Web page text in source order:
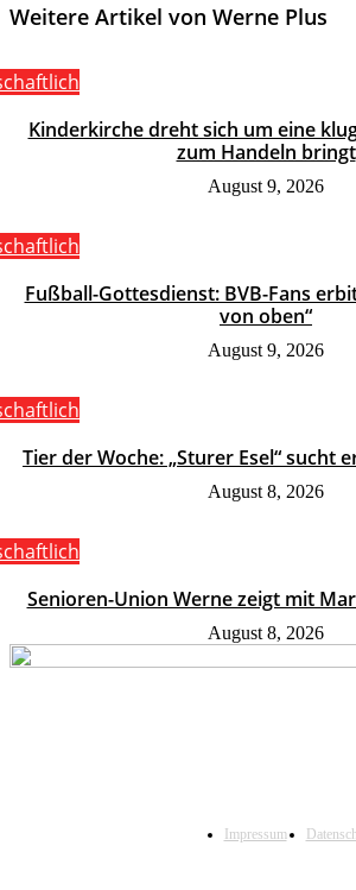
Weitere Artikel von Werne Plus
Kinderkirche dreht sich um eine
zum Handeln bringt
August 9, 2026
Fußball-Gottesdienst: BVB-Fans
von oben“
August 9, 2026
Tier der Woche: „Sturer Esel“ sucht
August 8, 2026
Senioren-Union Werne zeigt mit
August 8, 2026
Impressum